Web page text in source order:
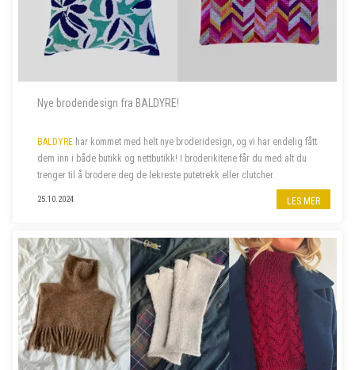
Nye broderidesign fra BALDYRE!
BALDYRE har kommet med helt nye broderidesign, og vi har endelig fått
dem inn i både butikk og nettbutikk! I broderikitene får du med alt du
trenger til å brodere deg de lekreste putetrekk eller clutcher.
25.10.2024 LES MER